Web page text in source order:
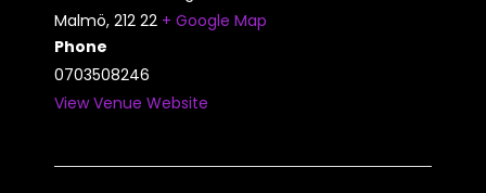
Malmö, 212 22 + Google Map
Phone
0703508246
View Venue Website